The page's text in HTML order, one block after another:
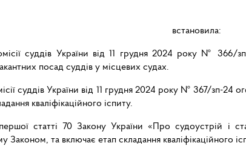
встановила:
суддів України від 11 грудня 2024 року №
посад суддів у місцевих судах.
суддів України від 11 грудня 2024 року № 367/зп-
кваліфікаційного іспиту.
статті 70 Закону України «Про судоустрій і
Законом, та включає етап складання кваліфікаційного